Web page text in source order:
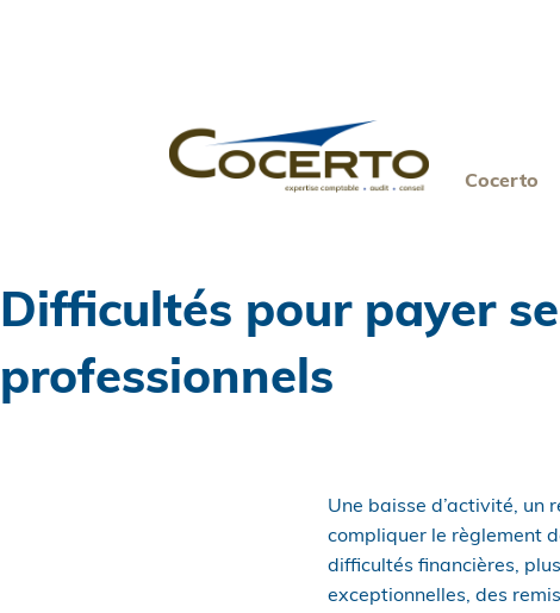
Cocerto
Difficultés pour payer
professionnels
Une baisse d’activité,
compliquer le règlement
difficultés financières,
exceptionnelles, des